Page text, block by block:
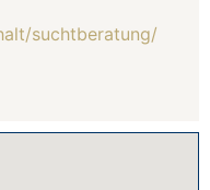
suchtberatung/